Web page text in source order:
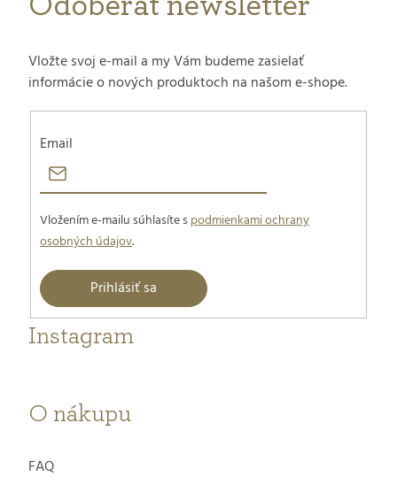
Vložte svoj e-mail a my Vám budeme zasielať
informácie o nových produktoch na našom e-shope.
Email
Vložením e-mailu súhlasíte spodmienkami ochrany
osobných údajov.
Prihlásiť sa
Instagram
O nákupu
FAQ